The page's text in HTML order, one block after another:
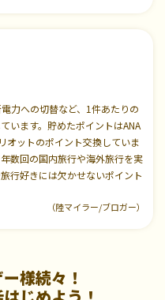
力への切替など、1件あたりの
います。貯めたポイントはANA
オットのポイント交換していま
数回の国内旅行や海外旅行を実
行好きには欠かせないポイント
（陸マイラー/ブロガー）
様続々！